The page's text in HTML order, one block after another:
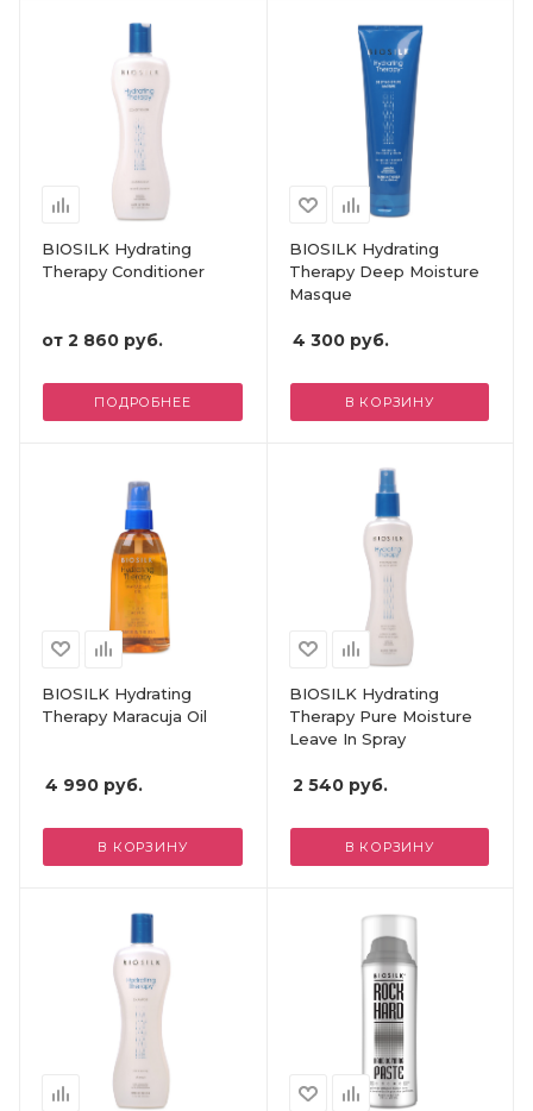
BIOSILK Hydrating
Therapy Conditioner
от 2 860 руб.
ПОДРОБНЕЕ
BIOSILK Hydrating
Therapy Deep Moisture
Masque
4 300руб.
В КОРЗИНУ
BIOSILK Hydrating
Therapy Maracuja Oil
4 990 руб.
В КОРЗИНУ
BIOSILK Hydrating
Therapy Pure Moisture
Leave In Spray
2 540руб.
В КОРЗИНУ